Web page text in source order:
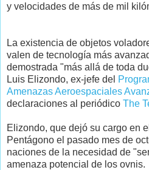
y velocidades de más de mil
La existencia de objetos
valen de tecnología más
demostrada "más allá de toda
Luis Elizondo, ex-jefe del
Amenazas Aeroespaciales
declaraciones al periódico The
Elizondo, que dejó su cargo en
Pentágono el pasado mes de
naciones de la necesidad de
amenaza potencial de los ovnis.